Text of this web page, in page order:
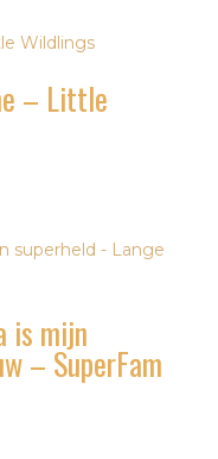
– Little
is mijn
– SuperFam